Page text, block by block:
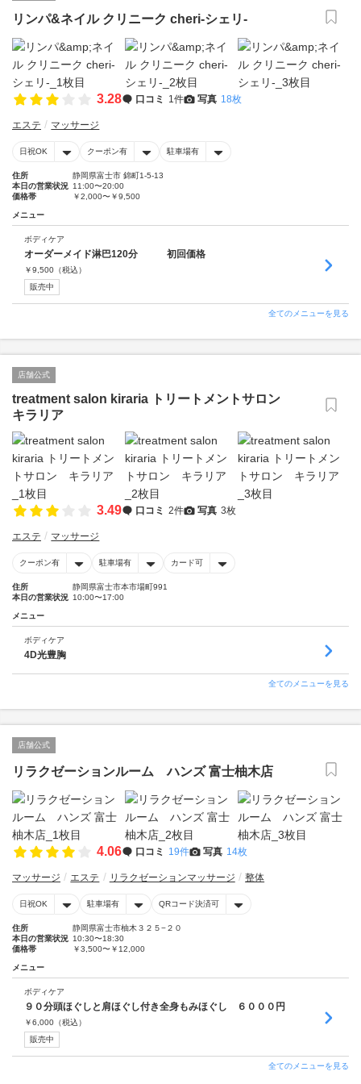
リンパ&ネイル クリニーク cheri-シェリ-
3.28 口コミ 1件 写真 18枚
エステ マッサージ
日祝OK クーポン有 駐車場有
住所
静岡県富士市 錦町1-5-13
本日の営業状況 11:00〜20:00
価格帯
￥2,000〜￥9,500
メニュー
ボディケア
オーダーメイド淋巴120分 初回価格
￥9,500 （税込）
販売中
全てのメニューを見る
店舗公式
treatment salon kiraria トリートメントサロン
キラリア
3.49 口コミ 2件 写真 3枚
エステ マッサージ
クーポン有 駐車場有 カード可
住所
静岡県富士市本市場町991
本日の営業状況 10:00〜17:00
メニュー
ボディケア
4D光豊胸
全てのメニューを見る
店舗公式
リラクゼーションルーム ハンズ 富士柚木店
4.06 口コミ 19件 写真 14枚
マッサージ エステ リラクゼーションマッサージ 整体
日祝OK 駐車場有 QRコード決済可
住所
静岡県富士市柚木３２５−２０
本日の営業状況 10:30〜18:30
価格帯
￥3,500〜￥12,000
メニュー
ボディケア
９０分頭ほぐしと肩ほぐし付き全身もみほぐし ６０００円
￥6,000 （税込）
販売中
全てのメニューを見る